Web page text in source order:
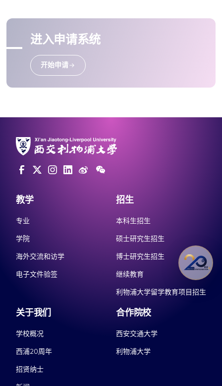
进入申请系统
开始申请
教学
专业
学院
海外交流和访学
电子文件验签
招生
本科生招生
硕士研究生招生
博士研究生招生
继续教育
利物浦大学留学教育项目招生
关于我们
学校概况
西浦20周年
招贤纳士
合作院校
西安交通大学
利物浦大学